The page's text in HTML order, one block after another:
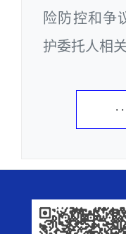
险防控和争
护委托人相
·